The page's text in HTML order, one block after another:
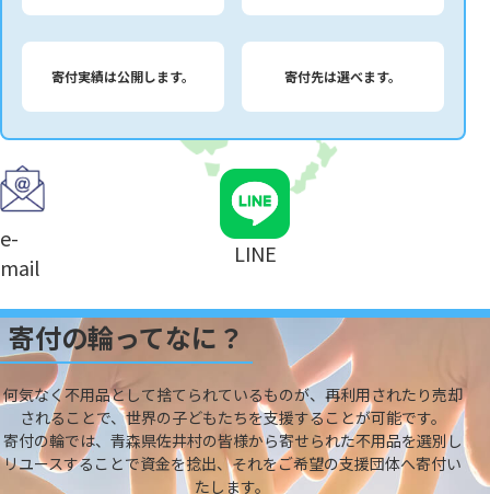
寄付実績は公開します。 寄付先は選べます。
e-
mail
LINE
寄付の輪ってなに？
何気なく不用品として捨てられているものが、再利用されたり売却
されることで、世界の子どもたちを支援することが可能です。
寄付の輪では、青森県佐井村の皆様から寄せられた不用品を選別し
リユースすることで資金を捻出、それをご希望の支援団体へ寄付い
たします。